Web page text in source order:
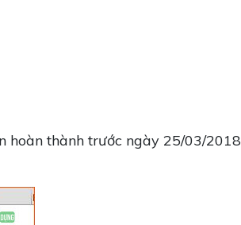
hoàn thành trước ngày 25/03/2018